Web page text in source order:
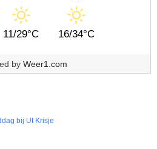
11/29°C 16/34°C
by Weer1.com
bij Ut Krisje